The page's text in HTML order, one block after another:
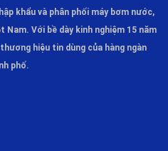
khẩu và phân phối máy bơm nước,
Với bề dày kinh nghiệm 15 năm
hiệu tin dùng của hàng ngàn
phố.